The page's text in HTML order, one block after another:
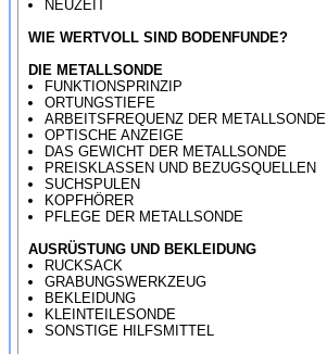
NEUZEIT
WIE WERTVOLL SIND BODENFUNDE?
DIE METALLSONDE
FUNKTIONSPRINZIP
ORTUNGSTIEFE
ARBEITSFREQUENZ DER METALLSONDE
OPTISCHE ANZEIGE
DAS GEWICHT DER METALLSONDE
PREISKLASSEN UND BEZUGSQUELLEN
SUCHSPULEN
KOPFHÖRER
PFLEGE DER METALLSONDE
AUSRÜSTUNG UND BEKLEIDUNG
RUCKSACK
GRABUNGSWERKZEUG
BEKLEIDUNG
KLEINTEILESONDE
SONSTIGE HILFSMITTEL